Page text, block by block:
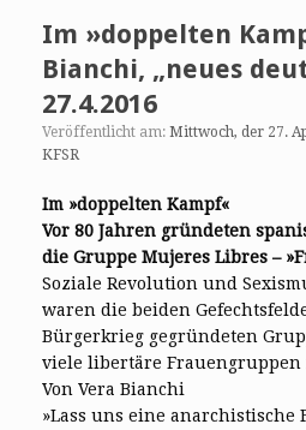
Im »doppelten
Bianchi, „neues
27.4.2016
Veröffentlicht am: Mittwoch, der 27.
KFSR
Im »doppelten Kampf«
Vor 80 Jahren gründeten
die Gruppe Mujeres Libres –
Soziale Revolution und
waren die beiden
Bürgerkrieg gegründeten
viele libertäre
Von Vera Bianchi
»Lass uns eine anarchistische